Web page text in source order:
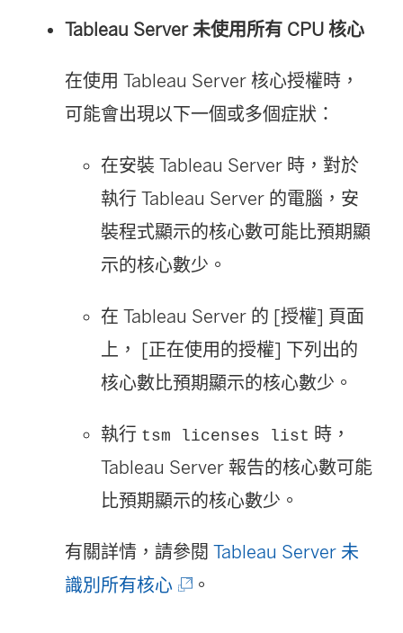
結
在
新
窗
開
啟
Tableau Server 未使用所有 CPU 核心
在使用 Tableau Server 核心授權時，
可能會出現以下一個或多個症狀：
在安裝 Tableau Server 時，對於
執行 Tableau Server 的電腦，安
裝程式顯示的核心數可能比預期顯
示的核心數少。
在 Tableau Server 的 [授權] 頁面
上， [正在使用的授權] 下列出的
核心數比預期顯示的核心數少。
執行 tsm licenses list 時，
Tableau Server 報告的核心數可能
比預期顯示的核心數少。
有關詳情，請參閱 Tableau Server 未
識別所有核心(
。